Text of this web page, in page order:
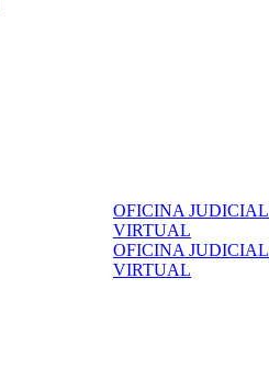
OFICINA JUDICIAL
VIRTUAL
OFICINA JUDICIAL
VIRTUAL